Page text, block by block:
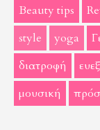
Beauty tips
style
yoga
διατροφή
μουσική